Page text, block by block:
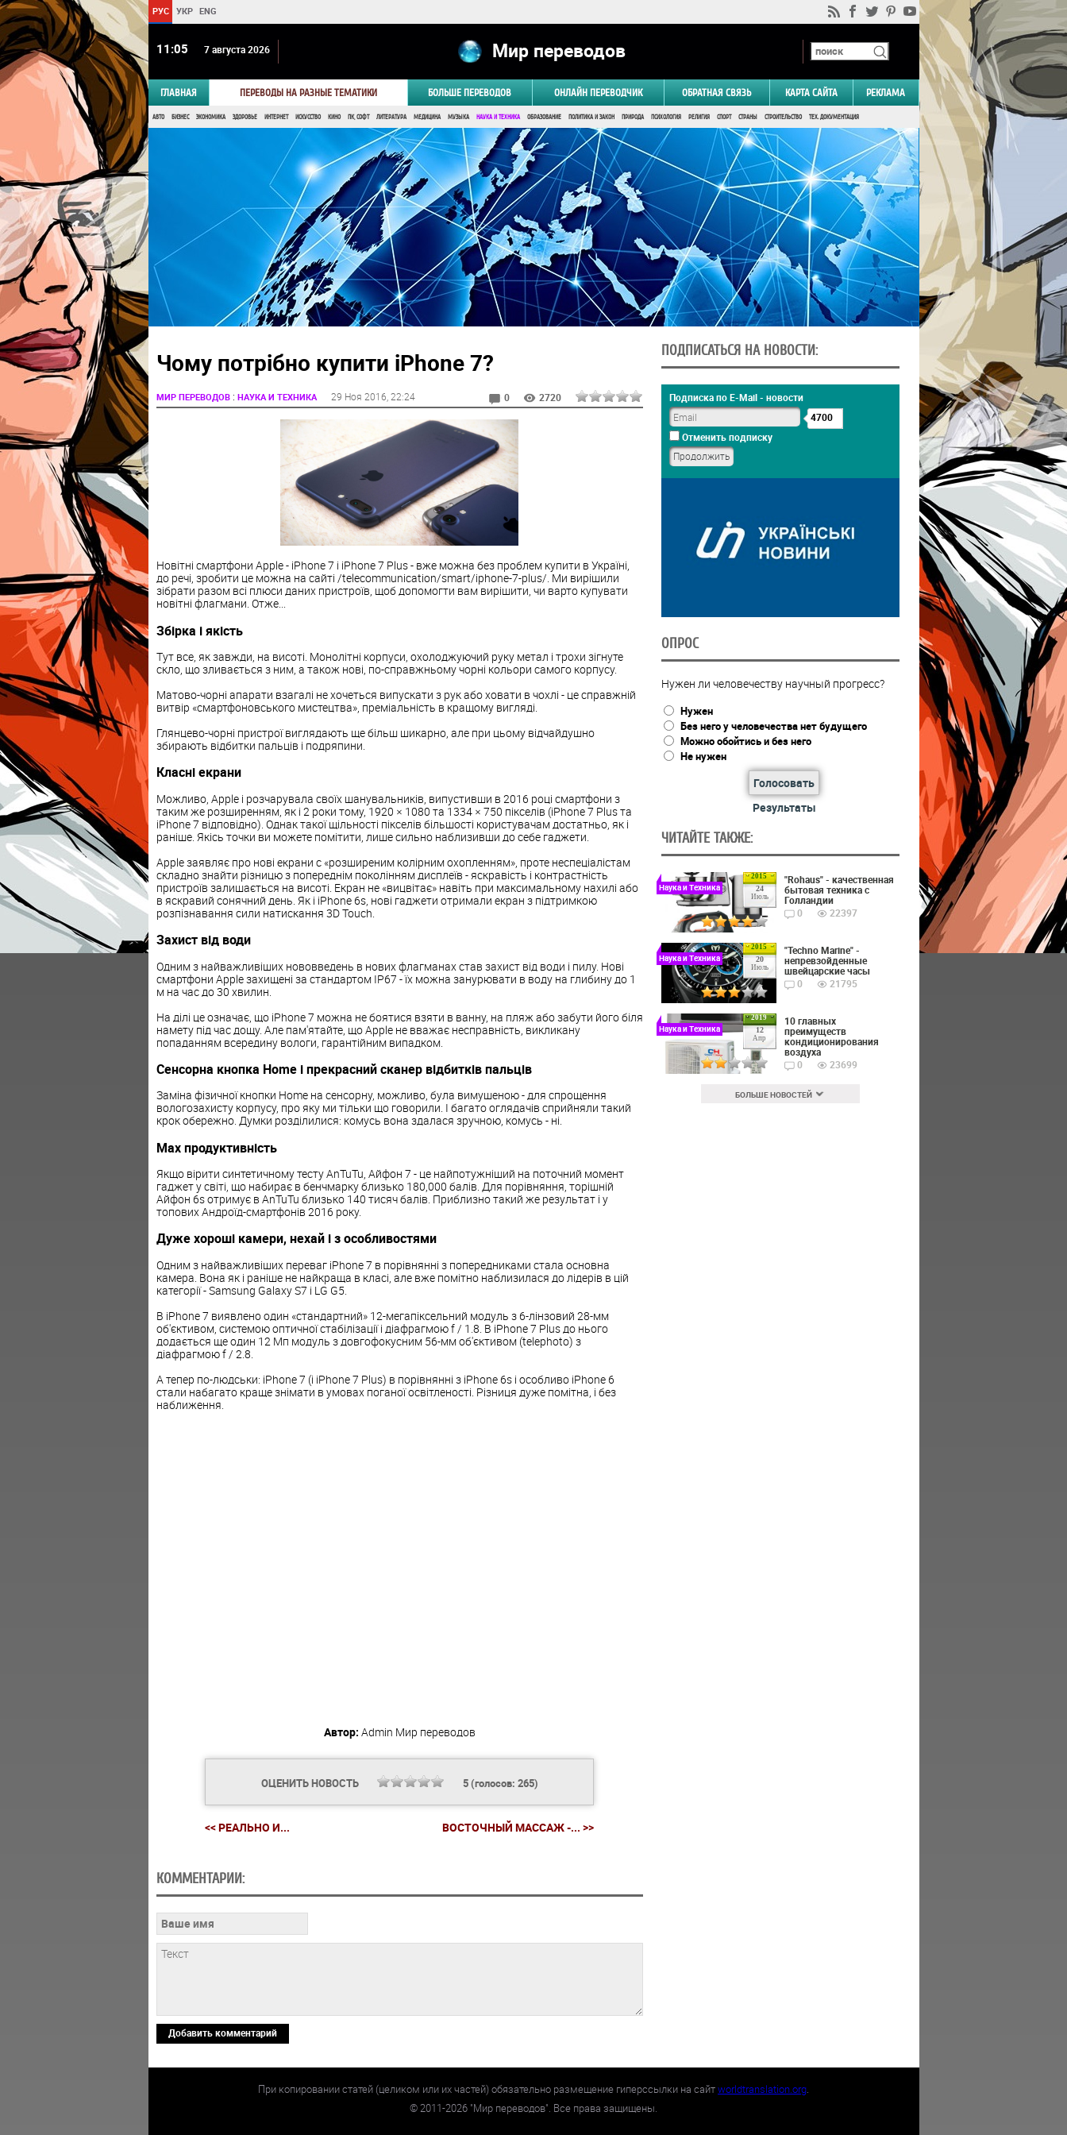
РУС УКР ENG
11 05 7 августа 2026 Мир переводов
ГЛАВНАЯ ПЕРЕВОДЫ НА РАЗНЫЕ ТЕМАТИКИ БОЛЬШЕ ПЕРЕВОДОВ ОНЛАЙН ПЕРЕВОДЧИК ОБРАТНАЯ СВЯЗЬ КАРТА САЙТА РЕКЛАМА
АВТО БИЗНЕС ЭКОНОМИКА ЗДОРОВЬЕ ИНТЕРНЕТ ИСКУССТВО КИНО ПК, СОФТ ЛИТЕРАТУРА МЕДИЦИНА МУЗЫКА НАУКА И ТЕХНИКА ОБРАЗОВАНИЕ ПОЛИТИКА И ЗАКОН ПРИРОДА ПСИХОЛОГИЯ РЕЛИГИЯ СПОРТ СТРАНЫ СТРОИТЕЛЬСТВО ТЕХ. ДОКУМЕНТАЦИЯ
Чому потрібно купити iPhone 7?
МИР ПЕРЕВОДОВ: НАУКА И ТЕХНИКА 29 Ноя 2016 , 22:24 0 2720
Новітні смартфони Apple - iPhone 7 і iPhone 7 Plus - вже можна без проблем купити в Україні,
до речі, зробити це можна на сайті /telecommunication/smart/iphone-7-plus/. Ми вирішили
зібрати разом всі плюси даних пристроїв, щоб допомогти вам вирішити, чи варто купувати
новітні флагмани. Отже...
Збірка і якість
Тут все, як завжди, на висоті. Монолітні корпуси, охолоджуючий руку метал і трохи зігнуте
скло, що зливається з ним, а також нові, по-справжньому чорні кольори самого корпусу.
Матово-чорні апарати взагалі не хочеться випускати з рук або ховати в чохлі - це справжній
витвір «смартфоновського мистецтва», преміальність в кращому вигляді.
Глянцево-чорні пристрої виглядають ще більш шикарно, але при цьому відчайдушно
збирають відбитки пальців і подряпини.
Класні екрани
Можливо, Apple і розчарувала своїх шанувальників, випустивши в 2016 році смартфони з
таким же розширенням, як і 2 роки тому, 1920 × 1080 та 1334 × 750 пікселів (iPhone 7 Plus та
iPhone 7 відповідно). Однак такої щільності пікселів більшості користувачам достатньо, як і
раніше. Якісь точки ви можете помітити, лише сильно наблизивши до себе гаджети.
Apple заявляє про нові екрани c «розширеним колірним охопленням», проте неспеціалістам
складно знайти різницю з попереднім поколінням дисплеїв - яскравість і контрастність
пристроїв залишається на висоті. Екран не «вицвітає» навіть при максимальному нахилі або
в яскравий сонячний день. Як і iPhone 6s, нові гаджети отримали екран з підтримкою
розпізнавання сили натискання 3D Touch.
Захист від води
Одним з найважливіших нововведень в нових флагманах став захист від води і пилу. Нові
смартфони Apple захищені за стандартом IP67 - їх можна занурювати в воду на глибину до 1
м на час до 30 хвилин.
На ділі це означає, що iPhone 7 можна не боятися взяти в ванну, на пляж або забути його біля
намету під час дощу. Але пам'ятайте, що Apple не вважає несправність, викликану
попаданням всередину вологи, гарантійним випадком.
Сенсорна кнопка Home і прекрасний сканер відбитків пальців
Заміна фізичної кнопки Home на сенсорну, можливо, була вимушеною - для спрощення
вологозахисту корпусу, про яку ми тільки що говорили. І багато оглядачів сприйняли такий
крок обережно. Думки розділилися: комусь вона здалася зручною, комусь - ні.
Max продуктивність
Якщо вірити синтетичному тесту AnTuTu, Айфон 7 - це найпотужніший на поточний момент
гаджет у світі, що набирає в бенчмарку близько 180,000 балів. Для порівняння, торішній
Айфон 6s отримує в AnTuTu близько 140 тисяч балів. Приблизно такий же результат і у
топових Андроїд-смартфонів 2016 року.
Дуже хороші камери, нехай і з особливостями
Одним з найважливіших переваг iPhone 7 в порівнянні з попередниками стала основна
камера. Вона як і раніше не найкраща в класі, але вже помітно наблизилася до лідерів в цій
категорії - Samsung Galaxy S7 і LG G5.
В iPhone 7 виявлено один «стандартний» 12-мегапіксельний модуль з 6-лінзовий 28-мм
об'єктивом, системою оптичної стабілізації і діафрагмою f / 1.8. В iPhone 7 Plus до нього
додається ще один 12 Мп модуль з довгофокусним 56-мм об'єктивом (telephoto) з
діафрагмою f / 2.8.
А тепер по-людськи: iPhone 7 (і iPhone 7 Plus) в порівнянні з iPhone 6s і особливо iPhone 6
стали набагато краще знімати в умовах поганої освітленості. Різниця дуже помітна, і без
наближення.
Автор: Admin Мир переводов
ОЦЕНИТЬ НОВОСТЬ 5(голосов: 265)
<< РЕАЛЬНО И... ВОСТОЧНЫЙ МАССАЖ -... >>
КОММЕНТАРИИ:
Добавить комментарий
ПОДПИСАТЬСЯ НА НОВОСТИ:
Подписка по E-Mail - новости
4700
Отменить подписку
ОПРОС
Нужен ли человечеству научный прогресс?
Нужен
Без него у человечества нет будущего
Можно обойтись и без него
Не нужен
Голосовать
Результаты
ЧИТАЙТЕ ТАКЖЕ:
2015
24
Июль
Наука и Техника
"Rohaus" - качественная
бытовая техника с
Голландии
0
22397
2015
20
Июль
Наука и Техника
"Techno Marine" -
непревзойденные
швейцарские часы
0
21795
2019
12
Апр
Наука и Техника
10 главных
преимуществ
кондиционирования
воздуха
0
23699
БОЛЬШЕ НОВОСТЕЙ
При копировании статей (целиком или их частей) обязательно размещение гиперссылки на сайтworldtranslation.org.
©2011-2026 "Мир переводов". Все права защищены.